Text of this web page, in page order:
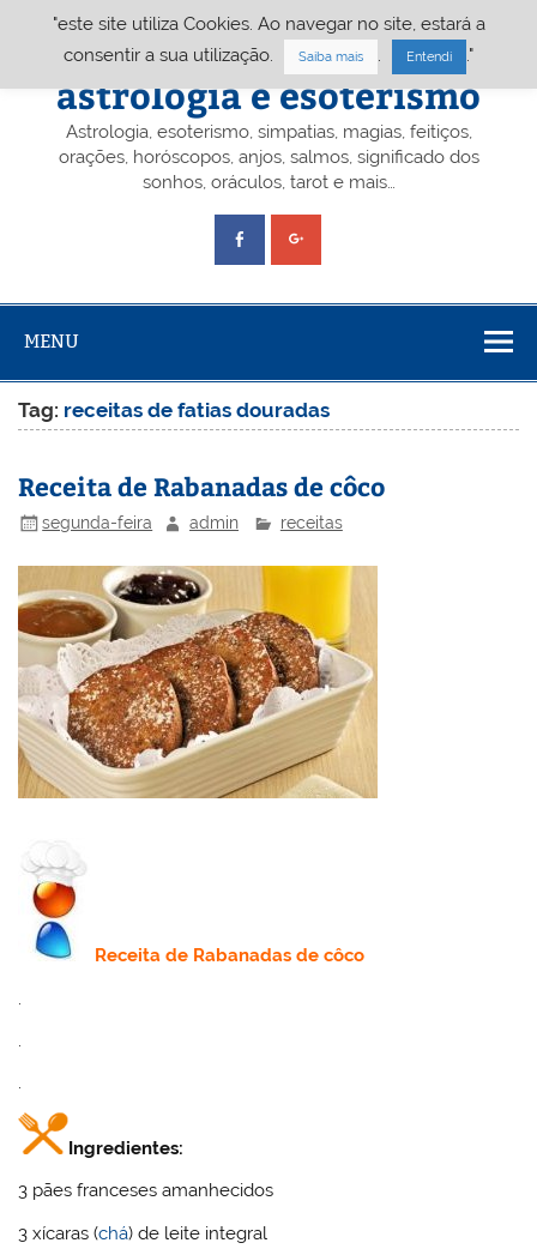
Portal A&E – Portal
astrologia e esoterismo
Astrologia, esoterismo, simpatias, magias, feitiços,
orações, horóscopos, anjos, salmos, significado dos
sonhos, oráculos, tarot e mais…
MENU
Tag: receitas de fatias douradas
Receita de Rabanadas de côco
segunda-feira admin receitas
Receitade Rabanadas de côco
.
.
Ingredientes:
3 pães franceses amanhecidos
3 xícaras (chá) de leite integral
"este site utiliza Cookies. Ao navegar no site, estará a
consentir a sua utilização.
Saiba mais Entendi ."